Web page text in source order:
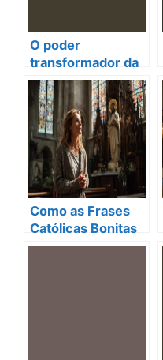
O poder
transformador da
oração: como o
Salmo 33 pode
fortalecer sua vida
espiritual
Como as Frases
Católicas Bonitas
Podem Curar Sua